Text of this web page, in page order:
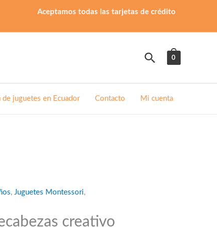
Aceptamos todas las tarjetas de crédito
Buscar
0
de juguetes en Ecuador Contacto Mi cuenta
, Juguetes Montessori,
creativo